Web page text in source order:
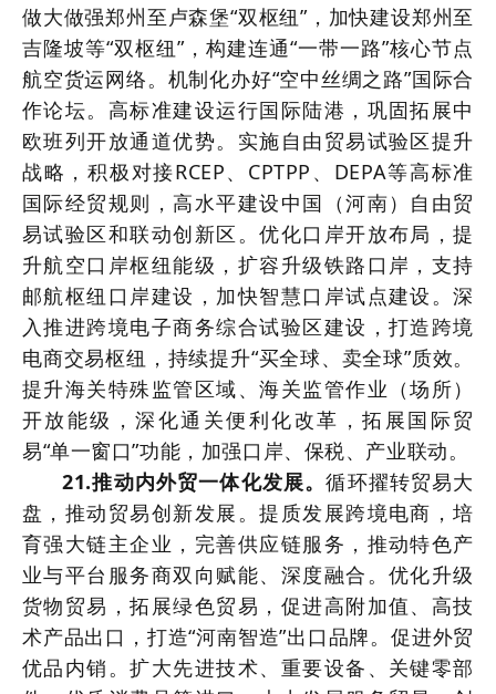
做大做强郑州至卢森堡“双枢纽”，加快建设郑州至
吉隆坡等“双枢纽”，构建连通“一带一路”核心节点
航空货运网络。机制化办好“空中丝绸之路”国际合
作论坛。高标准建设运行国际陆港，巩固拓展中
欧班列开放通道优势。实施自由贸易试验区提升
战略，积极对接RCEP、CPTPP、DEPA等高标准
国际经贸规则，高水平建设中国（河南）自由贸
易试验区和联动创新区。优化口岸开放布局，提
升航空口岸枢纽能级，扩容升级铁路口岸，支持
邮航枢纽口岸建设，加快智慧口岸试点建设。深
入推进跨境电子商务综合试验区建设，打造跨境
电商交易枢纽，持续提升“买全球、卖全球”质效。
提升海关特殊监管区域、海关监管作业（场所）
开放能级，深化通关便利化改革，拓展国际贸
易“单一窗口”功能，加强口岸、保税、产业联动。
21.推动内外贸一体化发展。循环擢转贸易大
盘，推动贸易创新发展。提质发展跨境电商，培
育强大链主企业，完善供应链服务，推动特色产
业与平台服务商双向赋能、深度融合。优化升级
货物贸易，拓展绿色贸易，促进高附加值、高技
术产品出口，打造“河南智造”出口品牌。促进外贸
优品内销。扩大先进技术、重要设备、关键零部